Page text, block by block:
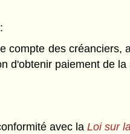
compte des
d'obtenir paiement de
avec la Loi sur